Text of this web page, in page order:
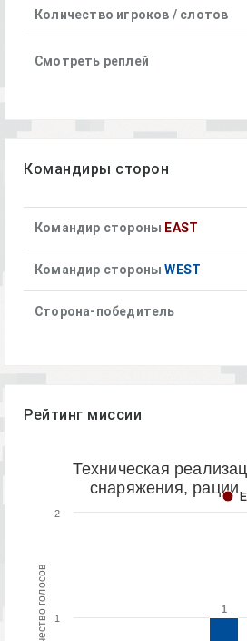
Количество игроков / слотов
Смотреть реплей
Командиры сторон
Командир стороны EAST
Командир стороныWEST
Сторона-победитель
Рейтинг миссии
Количество голосов
Техническая
снаряжения, рации,
1
1
1
2